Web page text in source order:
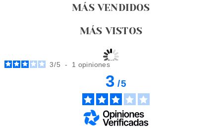
MÁS VENDIDOS
MÁS VISTOS
3/5 - 1 opiniones
3/5